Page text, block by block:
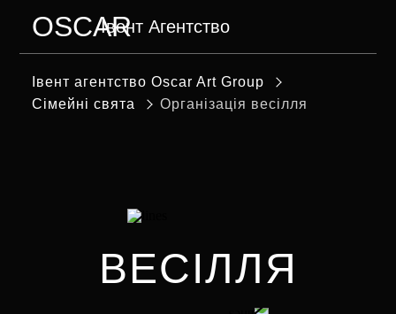
OSCARІвент Агентство
Iвент агентство Оscar Art Group
Сімейні свята
Організація весілля
ВЕСІЛЛЯ